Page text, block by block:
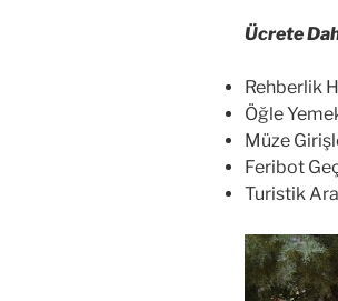
Ücrete
Rehberlik
Öğle
Müze
Feribot
Turistik